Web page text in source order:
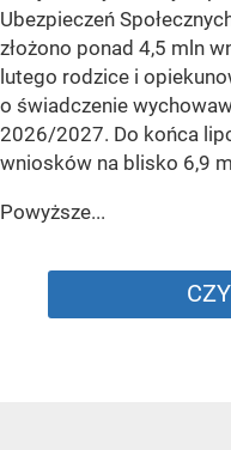
Ubezpieczeń
złożono ponad 4,5 mln
lutego rodzice i
o świadczenie
2026/2027. Do końca
wniosków na blisko 6,9
Powyższe...